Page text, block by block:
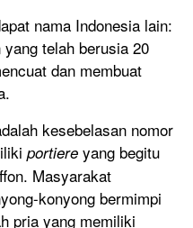
nama Indonesia lain:
telah berusia 20
dan membuat
kesebelasan nomor
portiere yang begitu
Masyarakat
konyong bermimpi
pria yang memiliki